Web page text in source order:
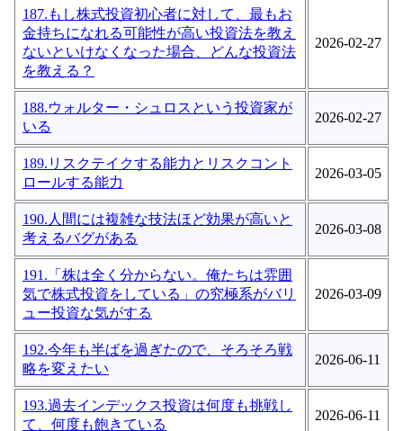
187.もし株式投資初心者に対して、最もお
金持ちになれる可能性が高い投資法を教え
ないといけなくなった場合、どんな投資法
を教える？
2026-02-27
188.ウォルター・シュロスという投資家が
いる
2026-02-27
189.リスクテイクする能力とリスクコント
ロールする能力
2026-03-05
190.人間には複雑な技法ほど効果が高いと
考えるバグがある
2026-03-08
191.「株は全く分からない。俺たちは雰囲
気で株式投資をしている」の究極系がバリ
ュー投資な気がする
2026-03-09
192.今年も半ばを過ぎたので、そろそろ戦
略を変えたい
2026-06-11
193.過去インデックス投資は何度も挑戦し
て、何度も飽きている
2026-06-11